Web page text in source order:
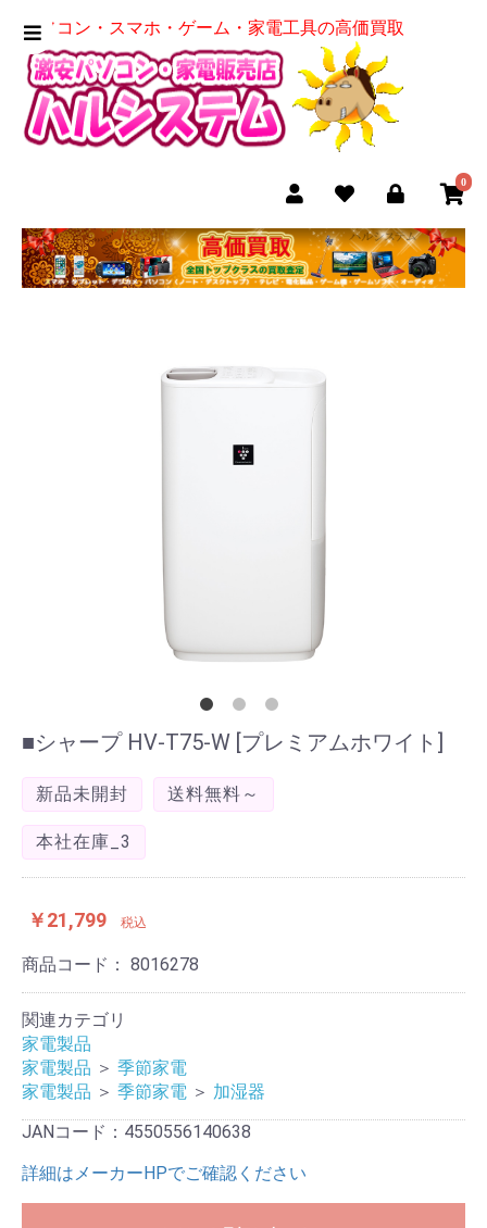
パソコン・スマホ・ゲーム・家電工具の高価買取
0
■シャープ HV-T75-W [プレミアムホワイト]
新品未開封 送料無料～
本社在庫_3
￥21,799 税込
商品コード： 8016278
関連カテゴリ
家電製品
家電製品 ＞ 季節家電
家電製品 ＞ 季節家電 ＞ 加湿器
JANコード：4550556140638
詳細はメーカーHPでご確認ください